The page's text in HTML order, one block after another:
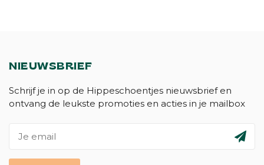
NIEUWSBRIEF
Schrijf je in op de Hippeschoentjes nieuwsbrief en
ontvang de leukste promoties en acties in je mailbox